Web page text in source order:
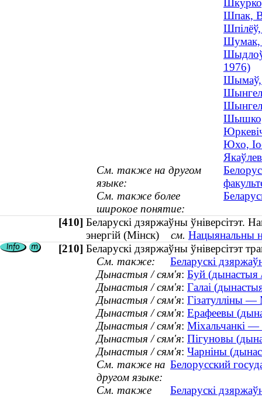
Шпак,
Шумак,
1976)
Шымаў,
Шышко,
Юхо,
См. также на другом
языке:
См. также более
широкое понятие:
[410] Беларускі дзяржаўны ўніверсітэт.
энергій (Мінск) см. Нацыянальны
[210] Беларускі дзяржаўны ўніверсітэт
См. также:
Беларускі
Дынастыя / сям'я: Буй (дынастыя
Дынастыя / сям'я: Галаі
Дынастыя / сям'я: Гізатулліны
Дынастыя / сям'я: Ерафеевы
Дынастыя / сям'я: Міхальчанкі
Дынастыя / сям'я: Пігуновы
Дынастыя / сям'я: Чарніны
См. также на
другом языке:
Белорусский
См. также
Беларускі